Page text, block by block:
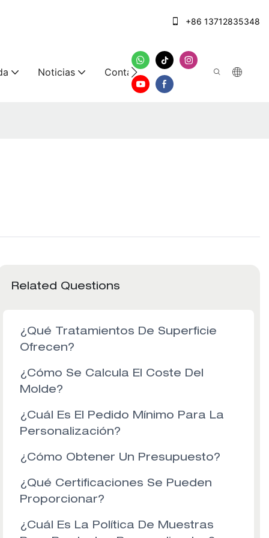
+86 13712835348
Noticias Contáctenos
Related Questions
¿Qué Tratamientos De Superficie
Ofrecen?
¿Cómo Se Calcula El Coste Del
Molde?
¿Cuál Es El Pedido Mínimo Para La
Personalización?
¿Cómo Obtener Un Presupuesto?
¿Qué Certificaciones Se Pueden
Proporcionar?
¿Cuál Es La Política De Muestras